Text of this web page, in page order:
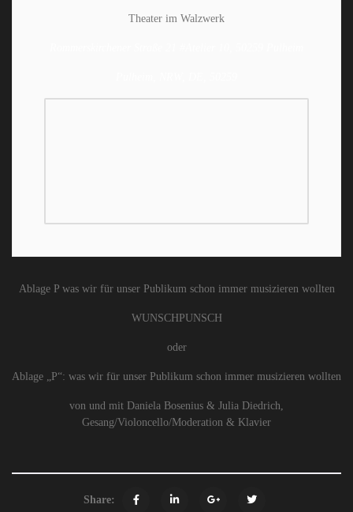
Theater im Walzwerk
Ablage P was wir für unser Publikum schon immer musizieren wollten
WUNSCHPUNSCH
oder
Ablage „P“: was wir für unser Publikum schon immer musizieren wollten
von und mit Daniela Bosenius & Julia Diedrich,
Gesang/Violoncello/Moderation & Klavier
Share: